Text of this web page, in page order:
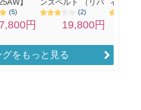
をもっと見る